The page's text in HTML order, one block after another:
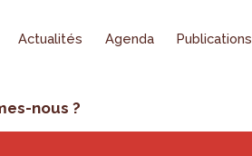
Actualités Agenda Publications
nous ?